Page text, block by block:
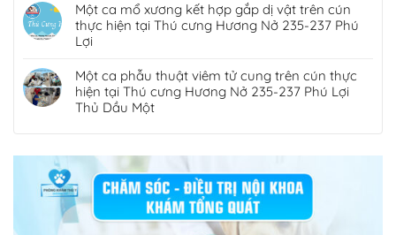
Một ca mổ xương kết hợp gắp dị vật trên cún
thực hiện tại Thú cưng Hương Nở 235-237 Phú
Lợi
Một ca phẫu thuật viêm tử cung trên cún thực
hiện tại Thú cưng Hương Nở 235-237 Phú Lợi
Thủ Dầu Một